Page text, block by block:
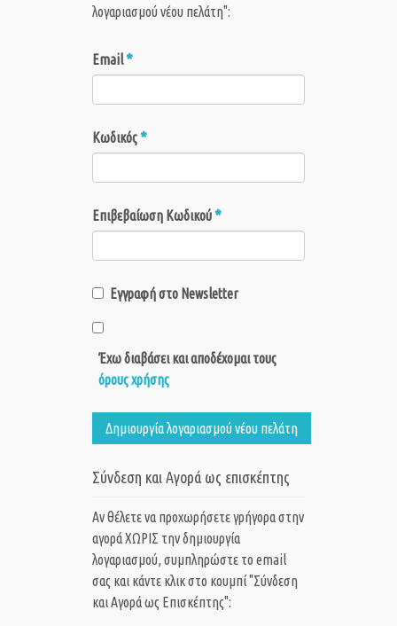
λογαριασμού νέου πελάτη":
Email*
Κωδικός*
Επιβεβαίωση Κωδικού*
Εγγραφή στο Newsletter
Έχω διαβάσει και αποδέχομαι τους
όρους χρήσης
Δημιουργία λογαριασμού νέου πελάτη
Σύνδεση και Αγορά ως επισκέπτης
Αν θέλετε να προχωρήσετε γρήγορα στην
αγορά ΧΩΡΙΣ την δημιουργία
λογαριασμού, συμπληρώστε το email
σας και κάντε κλικ στο κουμπί "Σύνδεση
και Αγορά ως Eπισκέπτης":